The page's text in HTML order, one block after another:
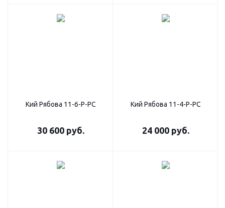
Кий Рябова 11-6-Р-РС
30 600руб.
Кий Рябова 11-4-Р-РС
24 000руб.